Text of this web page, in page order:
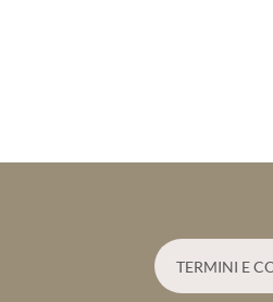
TERMINI E